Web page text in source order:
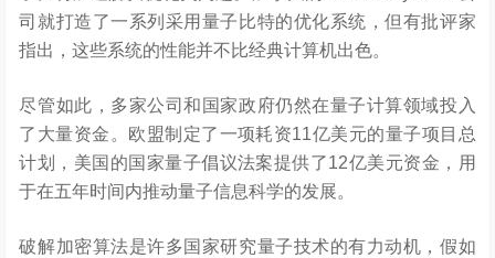
司就打造了一系列采用量子比特的优化系统，但有批评家
指出，这些系统的性能并不比经典计算机出色。
尽管如此，多家公司和国家政府仍然在量子计算领域投入
了大量资金。欧盟制定了一项耗资11亿美元的量子项目总
计划，美国的国家量子倡议法案提供了12亿美元资金，用
于在五年时间内推动量子信息科学的发展。
破解加密算法是许多国家研究量子技术的有力动机，假如